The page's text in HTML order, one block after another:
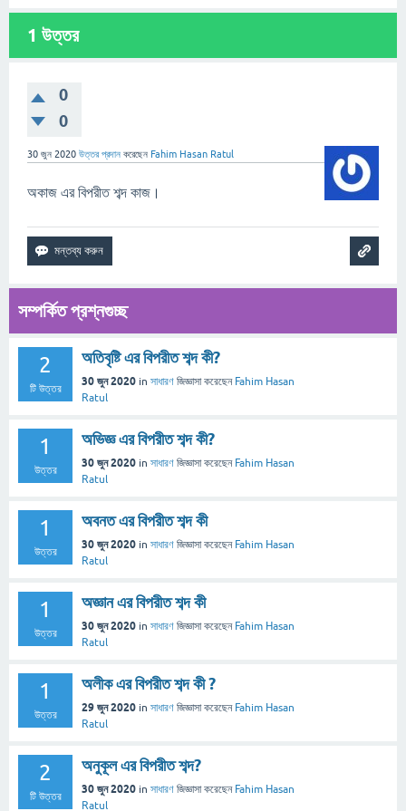
1 উত্তর
0
0
30 জুন 2020 উত্তর প্রদান করেছেন Fahim Hasan Ratul
অকাজ এর বিপরীত শব্দ কাজ।
সম্পর্কিত প্রশ্নগুচ্ছ
2
টি উত্তর
অতিবৃষ্টি এর বিপরীত শব্দ কী?
30 জুন 2020 in সাধারণ জিজ্ঞাসা করেছেন Fahim Hasan
Ratul
1
উত্তর
অভিজ্ঞ এর বিপরীত শব্দ কী?
30 জুন 2020 in সাধারণ জিজ্ঞাসা করেছেন Fahim Hasan
Ratul
1
উত্তর
অবনত এর বিপরীত শব্দ কী
30 জুন 2020 in সাধারণ জিজ্ঞাসা করেছেন Fahim Hasan
Ratul
1
উত্তর
অজ্ঞান এর বিপরীত শব্দ কী
30 জুন 2020 in সাধারণ জিজ্ঞাসা করেছেন Fahim Hasan
Ratul
1
উত্তর
অলীক এর বিপরীত শব্দ কী ?
29 জুন 2020 in সাধারণ জিজ্ঞাসা করেছেন Fahim Hasan
Ratul
2
টি উত্তর
অনুকূল এর বিপরীত শব্দ?
30 জুন 2020 in সাধারণ জিজ্ঞাসা করেছেন Fahim Hasan
Ratul